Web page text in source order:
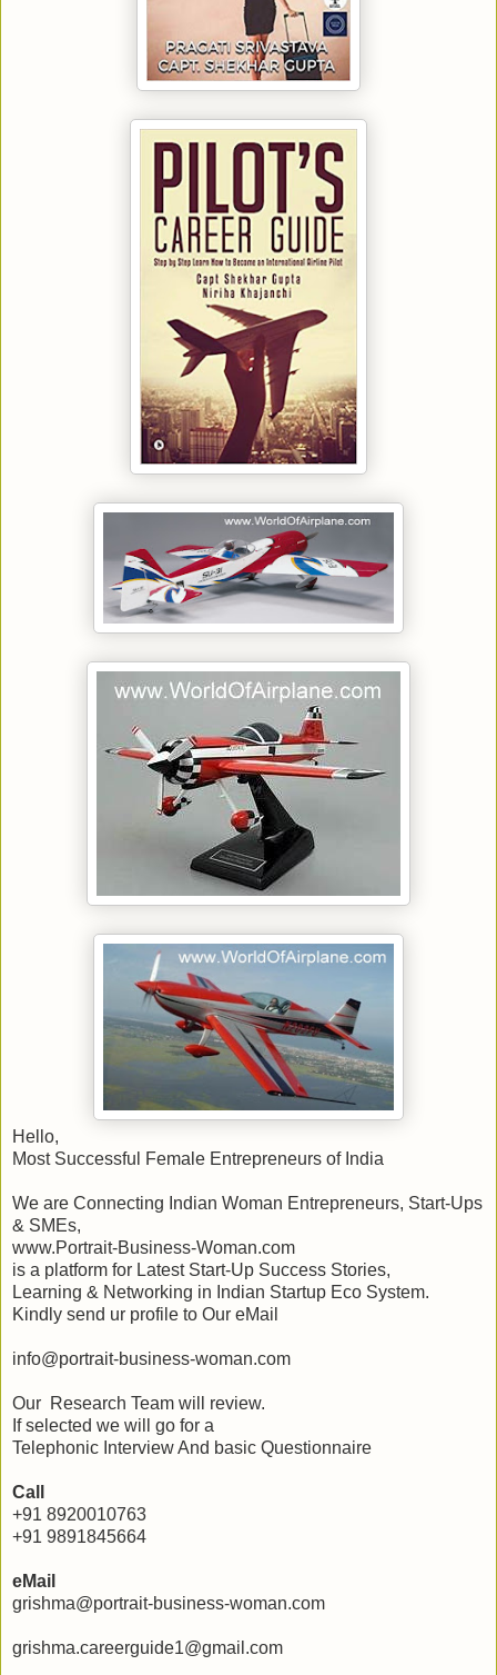
Hello,
Most Successful Female Entrepreneurs of India
We are Connecting Indian Woman Entrepreneurs, Start-Ups
& SMEs,
www.Portrait-Business-Woman.com
is a platform for Latest Start-Up Success Stories,
Learning & Networking in Indian Startup Eco System.
Kindly send ur profile to Our eMail
info@portrait-business-woman.com
Our Research Team will review.
If selected we will go for a
Telephonic Interview And basic Questionnaire
Call
+91 8920010763
+91 9891845664
eMail
grishma@portrait-business-woman.com
grishma.careerguide1@gmail.com